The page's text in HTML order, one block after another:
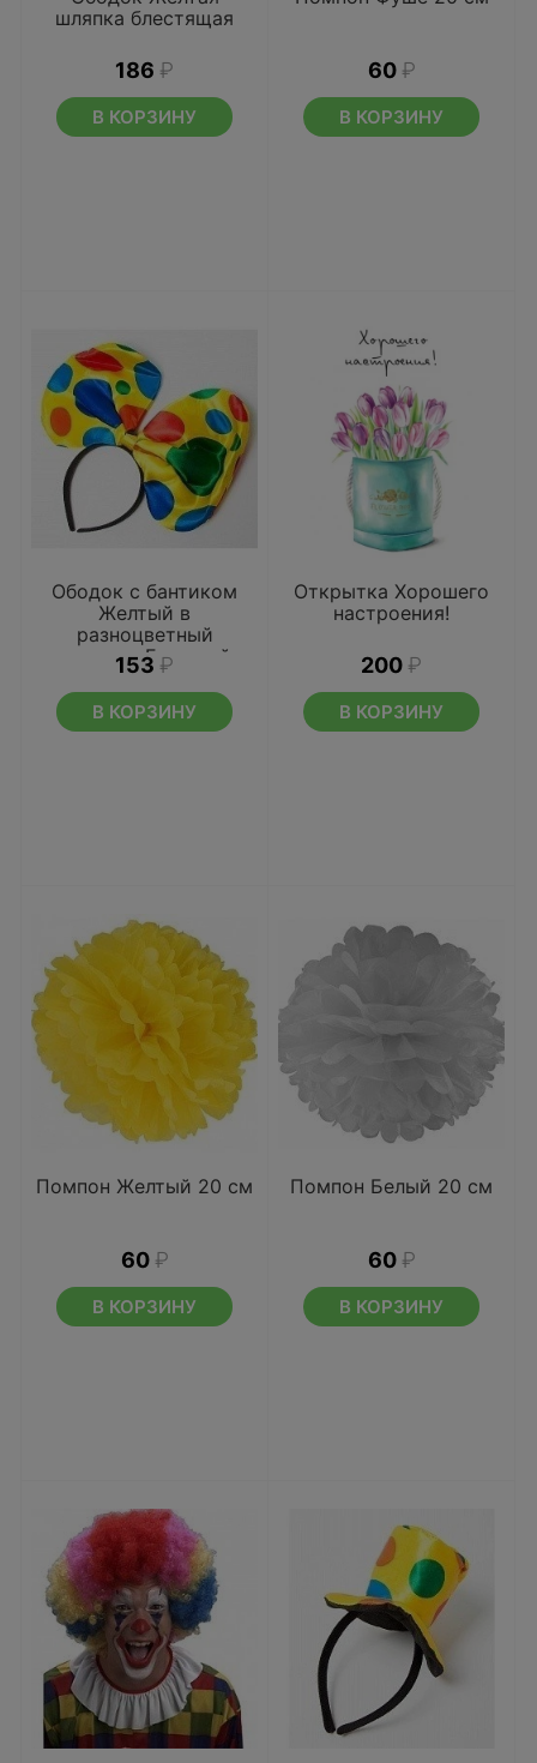
шляпка блестящая
186 ₽
В КОРЗИНУ
60 ₽
В КОРЗИНУ
Ободок с бантиком
Желтый в
разноцветный
горошек Большой
153 ₽
В КОРЗИНУ
Открытка Хорошего
настроения!
200 ₽
В КОРЗИНУ
Помпон Желтый 20 см
60 ₽
В КОРЗИНУ
Помпон Белый 20 см
60 ₽
В КОРЗИНУ